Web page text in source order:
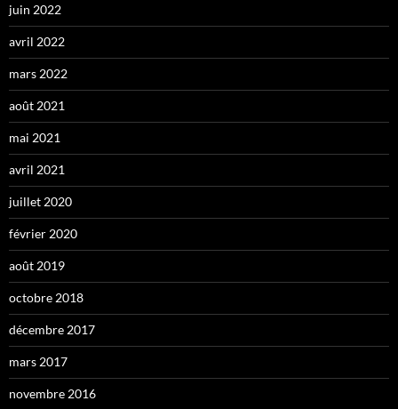
juin 2022
avril 2022
mars 2022
août 2021
mai 2021
avril 2021
juillet 2020
février 2020
août 2019
octobre 2018
décembre 2017
mars 2017
novembre 2016